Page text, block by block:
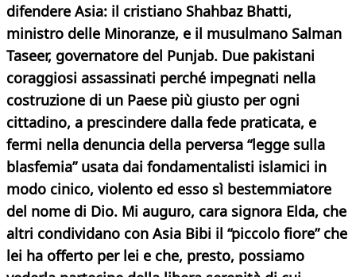
difendere Asia: il cristiano Shahbaz Bhatti,
ministro delle Minoranze, e il musulmano Salman
Taseer, governatore del Punjab. Due pakistani
coraggiosi assassinati perché impegnati nella
costruzione di un Paese più giusto per ogni
cittadino, a prescindere dalla fede praticata, e
fermi nella denuncia della perversa “legge sulla
blasfemia” usata dai fondamentalisti islamici in
modo cinico, violento ed esso sì bestemmiatore
del nome di Dio. Mi auguro, cara signora Elda, che
altri condividano con Asia Bibi il “piccolo fiore” che
lei ha offerto per lei e che, presto, possiamo